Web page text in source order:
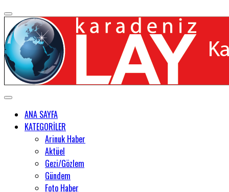
ANA SAYFA
KATEGORİLER
Arinuk Haber
Aktüel
Gezi/Gözlem
Gündem
Foto Haber